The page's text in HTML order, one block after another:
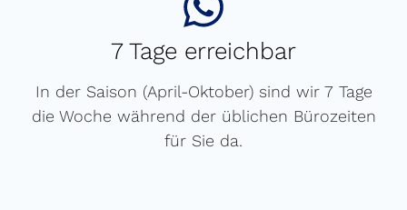
7 Tage erreichbar
In der Saison (April-Oktober) sind wir 7 Tage
die Woche während der üblichen Bürozeiten
für Sie da.